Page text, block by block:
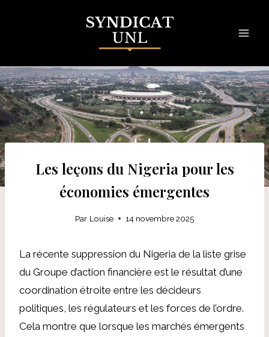
Les leçons du Nigeria pour les
économies émergentes
Par Louise 14 novembre 2025
La récente suppression du Nigeria de la liste grise
du Groupe d’action financière est le résultat d’une
coordination étroite entre les décideurs
politiques, les régulateurs et les forces de l’ordre.
Cela montre que lorsque les marchés émergents